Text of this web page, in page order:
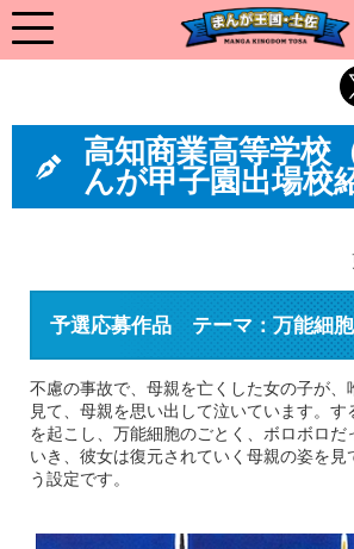
高知商業高等学校
んが甲子園出場校
予選応募作品 テーマ：万能細胞
不慮の事故で、母親を亡くした女の子が、
見て、母親を思い出して泣いています。
を起こし、万能細胞のごとく、ボロボロだ
いき、彼女は復元されていく母親の姿を見
う設定です。